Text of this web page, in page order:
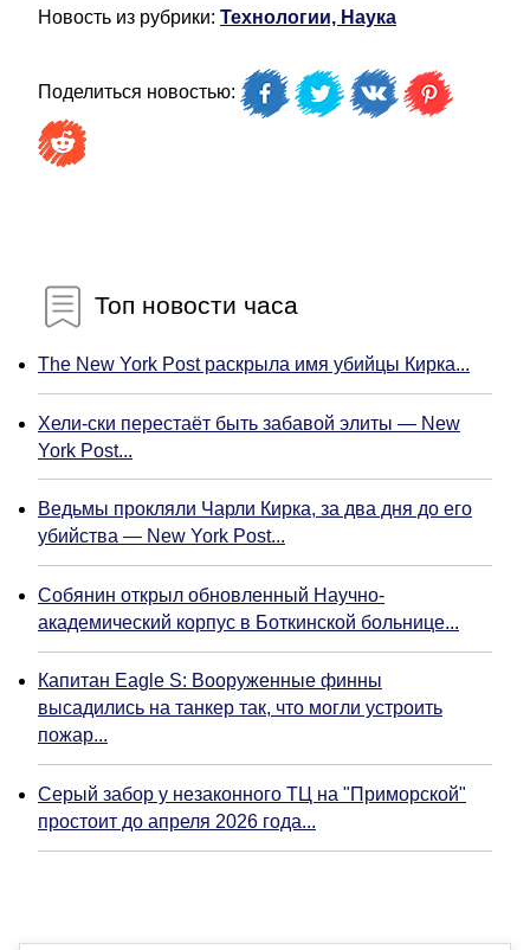
Новость из рубрики: Технологии, Наука
Поделиться новостью:
Топ новости часа
The New York Post раскрыла имя убийцы Кирка...
Хели-ски перестаёт быть забавой элиты — New
York Post...
Ведьмы прокляли Чарли Кирка, за два дня до его
убийства — New York Post...
Собянин открыл обновленный Научно-
академический корпус в Боткинской больнице...
Капитан Eagle S: Вооруженные финны
высадились на танкер так, что могли устроить
пожар...
Серый забор у незаконного ТЦ на "Приморской"
простоит до апреля 2026 года...